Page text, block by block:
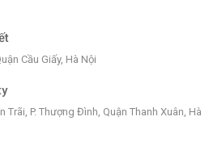
Cầu Giấy, Hà Nội
Trãi, P. Thượng Đình, Quận Thanh Xuân, Hà